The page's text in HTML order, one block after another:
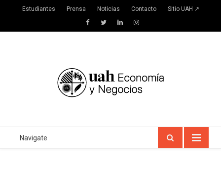
Estudiantes Prensa Noticias Contacto Sitio UAH ↗
FacebookTwitterLinkedInInstagram
Navigate